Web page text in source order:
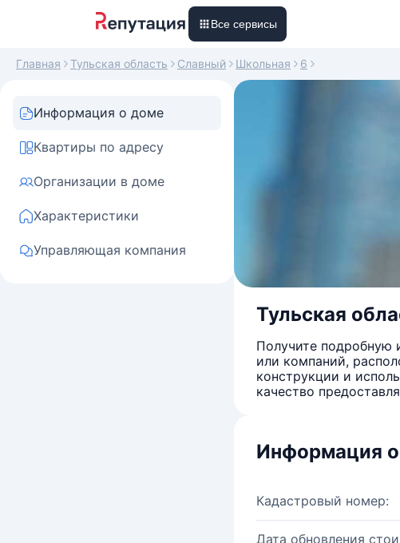
Все сервисы
Главная Тульская область Славный Школьная 6
Информация о доме
Квартиры по адресу
Организации в доме
Характеристики
Управляющая компания
Тульская
Получите подробную
или компаний,
конструкции и
качество
Информация
Кадастровый номер:
Дата обновления